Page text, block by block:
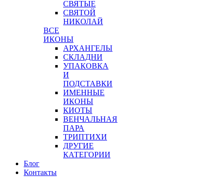
СВЯТЫЕ
СВЯТОЙ
НИКОЛАЙ
ВСЕ
ИКОНЫ
АРХАНГЕЛЫ
СКЛАДНИ
УПАКОВКА
И
ПОДСТАВКИ
ИМЕННЫЕ
ИКОНЫ
КИОТЫ
ВЕНЧАЛЬНАЯ
ПАРА
ТРИПТИХИ
ДРУГИЕ
КАТЕГОРИИ
Блог
Контакты